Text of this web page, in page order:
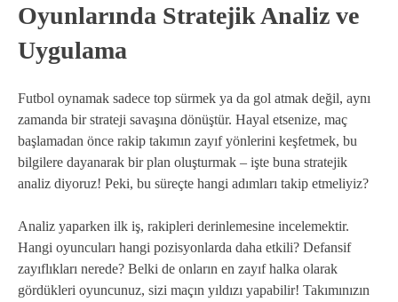
Oyunlarında Stratejik Analiz ve
Uygulama
Futbol oynamak sadece top sürmek ya da gol atmak değil, aynı
zamanda bir strateji savaşına dönüştür. Hayal etsenize, maç
başlamadan önce rakip takımın zayıf yönlerini keşfetmek, bu
bilgilere dayanarak bir plan oluşturmak – işte buna stratejik
analiz diyoruz! Peki, bu süreçte hangi adımları takip etmeliyiz?
Analiz yaparken ilk iş, rakipleri derinlemesine incelemektir.
Hangi oyuncuları hangi pozisyonlarda daha etkili? Defansif
zayıflıkları nerede? Belki de onların en zayıf halka olarak
gördükleri oyuncunuz, sizi maçın yıldızı yapabilir! Takımınızın